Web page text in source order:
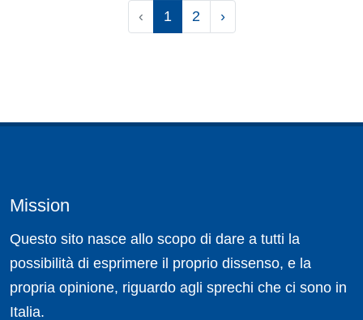
‹ 1 2 ›
Mission
Questo sito nasce allo scopo di dare a tutti la
possibilità di esprimere il proprio dissenso, e la
propria opinione, riguardo agli sprechi che ci sono in
Italia.